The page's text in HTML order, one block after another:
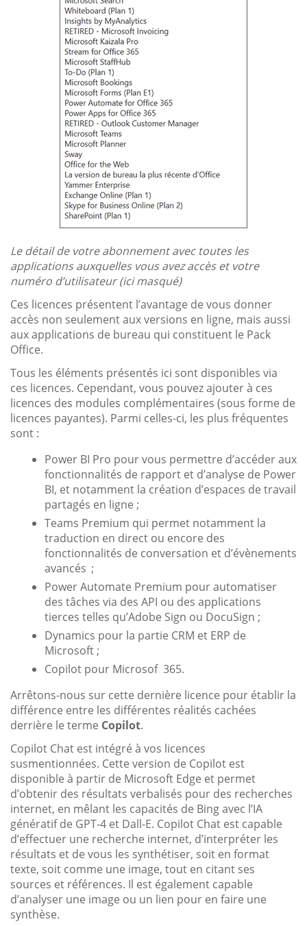
Le détail de votre abonnement avec toutes les
applications auxquelles vous avez accès et votre
numéro d’utilisateur (ici masqué)
Ces licences présentent l’avantage de vous donner
accès non seulement aux versions en ligne, mais aussi
aux applications de bureau qui constituent le Pack
Office.
Tous les éléments présentés ici sont disponibles via
ces licences. Cependant, vous pouvez ajouter à ces
licences des modules complémentaires (sous forme de
licences payantes). Parmi celles-ci, les plus fréquentes
sont :
Power BI Pro pour vous permettre d’accéder aux
fonctionnalités de rapport et d’analyse de Power
BI, et notamment la création d’espaces de travail
partagés en ligne ;
Teams Premium qui permet notamment la
traduction en direct ou encore des
fonctionnalités de conversation et d’évènements
avancés ;
Power Automate Premium pour automatiser
des tâches via des API ou des applications
tierces telles qu’Adobe Sign ou DocuSign ;
Dynamics pour la partie CRM et ERP de
Microsoft ;
Copilot pour Microsof 365.
Arrêtons-nous sur cette dernière licence pour établir la
différence entre les différentes réalités cachées
derrière le terme Copilot.
Copilot Chat est intégré à vos licences
susmentionnées. Cette version de Copilot est
disponible à partir de Microsoft Edge et permet
d’obtenir des résultats verbalisés pour des recherches
internet, en mêlant les capacités de Bing avec l’IA
génératif de GPT-4 et Dall-E. Copilot Chat est capable
d’effectuer une recherche internet, d’interpréter les
résultats et de vous les synthétiser, soit en format
texte, soit comme une image, tout en citant ses
sources et références. Il est également capable
d’analyser une image ou un lien pour en faire une
synthèse.